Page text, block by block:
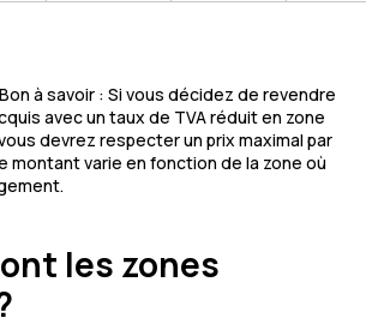
Bon à savoir : Si vous décidez de revendre
avec un taux de TVA réduit en zone
vous devrez respecter un prix maximal par
montant varie en fonction de la zone où
les zones